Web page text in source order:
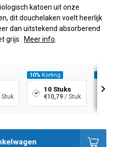
katoen uit onze
dit douchelaken voelt heerlijk
dan uitstekend absorberend
grijs .
Meer info
10% Korting
10 Stuks
€10,79 / Stuk